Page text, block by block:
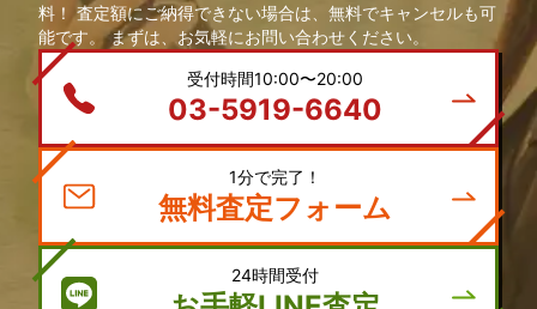
料！ 査定額にご納得できない場合は、無料でキャンセルも可
能です。 まずは、お気軽にお問い合わせください。
受付時間10:00〜20:00
03-5919-6640
1分で完了！
無料査定フォーム
24時間受付